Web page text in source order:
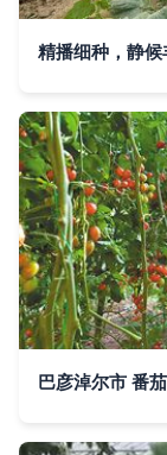
精播细种，静